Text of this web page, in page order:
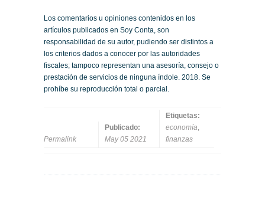
Los comentarios u opiniones contenidos en los
artículos publicados en Soy Conta, son
responsabilidad de su autor, pudiendo ser distintos a
los criterios dados a conocer por las autoridades
fiscales; tampoco representan una asesoría, consejo o
prestación de servicios de ninguna índole. 2018. Se
prohíbe su reproducción total o parcial.
Permalink
Publicado:
May 05 2021
Etiquetas:
economía,
finanzas